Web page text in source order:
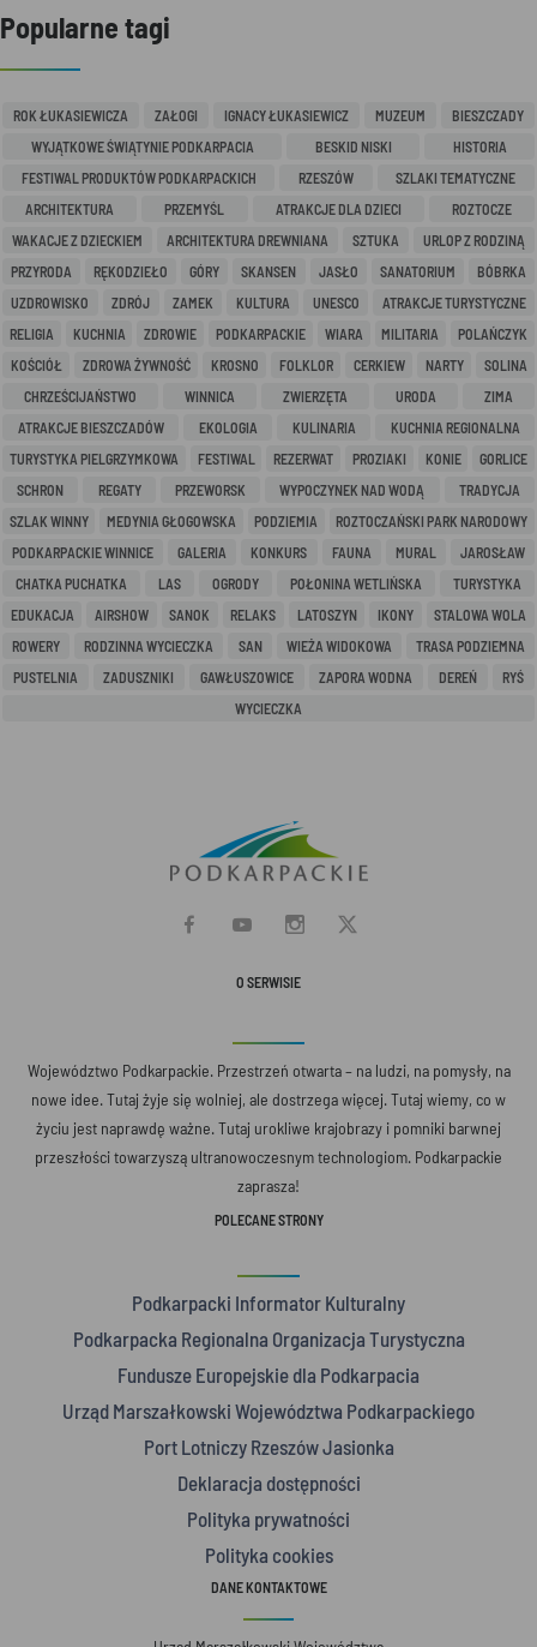
Popularne tagi
ROK ŁUKASIEWICZA ZAŁOGI IGNACY ŁUKASIEWICZ MUZEUM
BIESZCZADY
WYJĄTKOWE ŚWIĄTYNIE PODKARPACIA
BESKID NISKI
HISTORIA
FESTIWAL PRODUKTÓW PODKARPACKICH
RZESZÓW
SZLAKI TEMATYCZNE
ARCHITEKTURA
PRZEMYŚL ATRAKCJE DLA DZIECI
ROZTOCZE
WAKACJE Z DZIECKIEM
ARCHITEKTURA DREWNIANA SZTUKA
URLOP Z RODZINĄ
PRZYRODA
RĘKODZIEŁO GÓRY SKANSEN JASŁO SANATORIUM
BÓBRKA
UZDROWISKO
ZDRÓJ ZAMEK KULTURA UNESCO
ATRAKCJE TURYSTYCZNE
RELIGIA
KUCHNIA ZDROWIE PODKARPACKIE WIARA MILITARIA
POLAŃCZYK
KOŚCIÓŁ
ZDROWA ŻYWNOŚĆ KROSNO FOLKLOR CERKIEW NARTY
SOLINA
CHRZEŚCIJAŃSTWO
WINNICA ZWIERZĘTA URODA
ZIMA
ATRAKCJE BIESZCZADÓW
EKOLOGIA KULINARIA
KUCHNIA REGIONALNA
TURYSTYKA PIELGRZYMKOWA
FESTIWAL REZERWAT PROZIAKI KONIE
GORLICE
SCHRON
REGATY PRZEWORSK WYPOCZYNEK NAD WODĄ
TRADYCJA
SZLAK WINNY
MEDYNIA GŁOGOWSKA PODZIEMIA
ROZTOCZAŃSKI PARK NARODOWY
PODKARPACKIE WINNICE
GALERIA KONKURS FAUNA MURAL
JAROSŁAW
CHATKA PUCHATKA
LAS OGRODY POŁONINA WETLIŃSKA
TURYSTYKA
EDUKACJA
AIRSHOW SANOK RELAKS LATOSZYN IKONY
STALOWA WOLA
ROWERY
RODZINNA WYCIECZKA SAN WIEŻA WIDOKOWA
TRASA PODZIEMNA
PUSTELNIA
ZADUSZNIKI GAWŁUSZOWICE ZAPORA WODNA DEREŃ
RYŚ
WYCIECZKA
O SERWISIE
Województwo Podkarpackie. Przestrzeń otwarta – na ludzi, na pomysły, na
nowe idee. Tutaj żyje się wolniej, ale dostrzega więcej. Tutaj wiemy, co w
życiu jest naprawdę ważne. Tutaj urokliwe krajobrazy i pomniki barwnej
przeszłości towarzyszą ultranowoczesnym technologiom. Podkarpackie
zaprasza!
POLECANE STRONY
Podkarpacki Informator Kulturalny
Podkarpacka Regionalna Organizacja Turystyczna
Fundusze Europejskie dla Podkarpacia
Urząd Marszałkowski Województwa Podkarpackiego
Port Lotniczy Rzeszów Jasionka
Deklaracja dostępności
Polityka prywatności
Polityka cookies
DANE KONTAKTOWE